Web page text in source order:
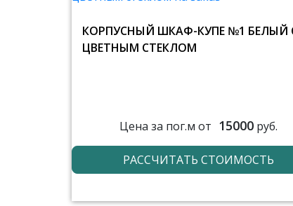
КОРПУСНЫЙ ШКАФ-КУПЕ №1 БЕЛЫЙ
ЦВЕТНЫМ СТЕКЛОМ
Цена за пог.м от 15000руб.
РАССЧИТАТЬ СТОИМОСТЬ